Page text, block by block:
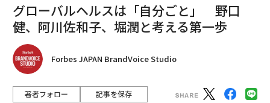
グローバルヘルスは「自分ごと」 野口
健、阿川佐和子、堀潤と考える第一歩
Forbes JAPAN BrandVoice Studio
著者フォロー 記事を保存